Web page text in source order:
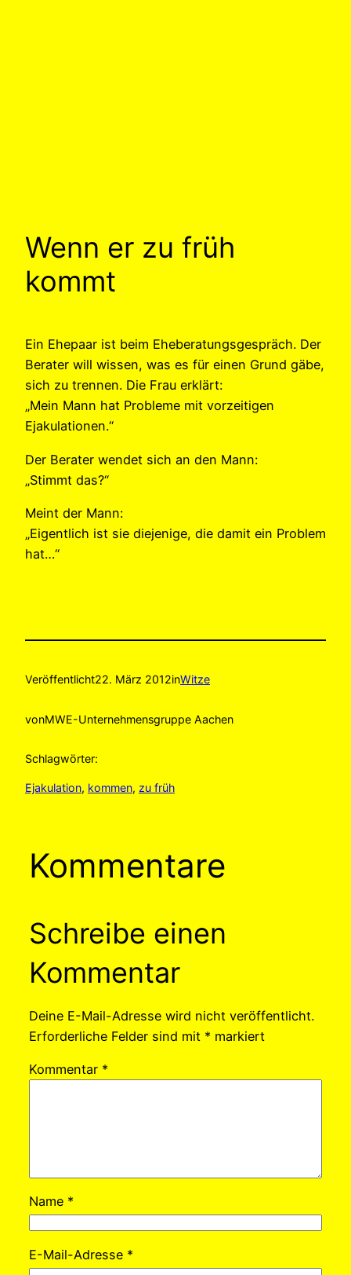
Wenn er zu früh
kommt
Ein Ehepaar ist beim Eheberatungsgespräch. Der
Berater will wissen, was es für einen Grund gäbe,
sich zu trennen. Die Frau erklärt:
„Mein Mann hat Probleme mit vorzeitigen
Ejakulationen.“
Der Berater wendet sich an den Mann:
„Stimmt das?“
Meint der Mann:
„Eigentlich ist sie diejenige, die damit ein Problem
hat…“
Veröffentlicht22. März 2012inWitze
vonMWE-Unternehmensgruppe Aachen
Schlagwörter:
Ejakulation, kommen, zu früh
Kommentare
Schreibe einen
Kommentar
Deine E-Mail-Adresse wird nicht veröffentlicht.
Erforderliche Felder sind mit * markiert
Kommentar *
Name *
E-Mail-Adresse *